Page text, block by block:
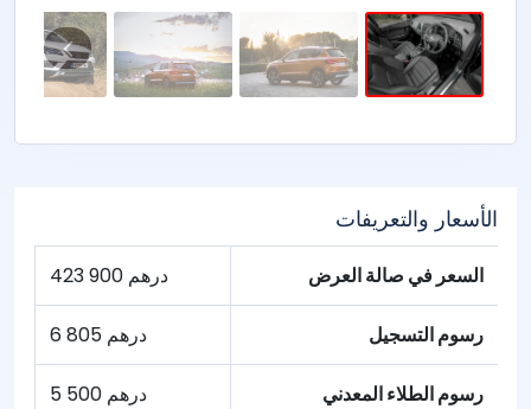
الأسعار والتعريفات
السعر في صالة العرض 423 900 درهم
رسوم التسجيل 6 805 درهم
رسوم الطلاء المعدني 5 500 درهم